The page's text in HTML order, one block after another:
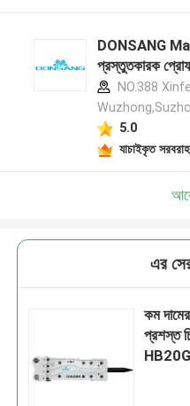
DONSANG
প্রস্তুতকারক
NO.388
5.0
যাচাইকৃত
এর
কম
প্রশস্ত